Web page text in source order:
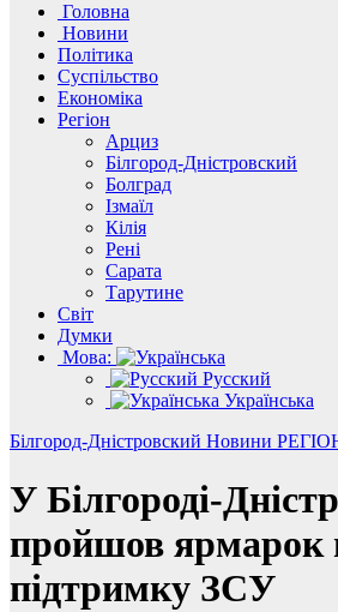
Головна
Новини
Політика
Суспільство
Економіка
Регіон
Арциз
Білгород-Дністровский
Болград
Ізмаїл
Кілія
Рені
Сарата
Тарутине
Світ
Думки
Мова:
Русский
Українська
Білгород-Дністровский Новини
У Білгороді-
пройшов ярмарок
підтримку ЗСУ